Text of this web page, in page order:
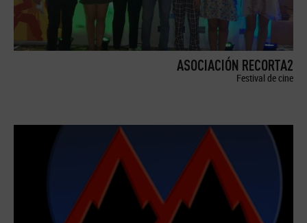
ASOCIACIÓN RECORTA2
Festival de cine